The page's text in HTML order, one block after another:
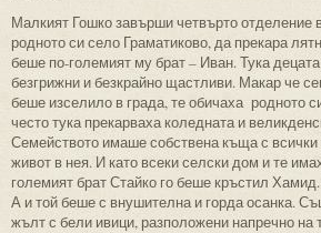
Малкият Гошко завърши четвърто отделение
родното си село Граматиково, да прекара
беше по-големият му брат – Иван. Тука
безгрижни и безкрайно щастливи. Макар че
беше изселило в града, те обичаха родното
често тука прекарваха коледната и
Семейството имаше собствена къща с
живот в нея. И като всеки селски дом и те
големият брат Стайко го беше кръстил
А и той беше с внушителна и горда осанка.
жълт с бели ивици, разположени напречно на